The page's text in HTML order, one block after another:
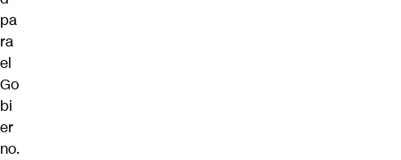
pa
ra
el
Go
bi
er
no.